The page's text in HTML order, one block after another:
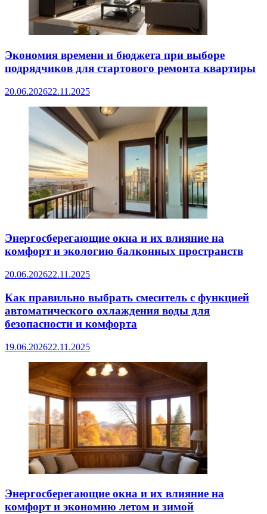
Экономия времени и бюджета при выборе
подрядчиков для стартового ремонта квартиры
20.06.202622.11.2025
Энергосберегающие окна и их влияние на
комфорт и экологию балконных пространств
20.06.202622.11.2025
Как правильно выбрать смеситель с функцией
автоматического охлаждения воды для
безопасности и комфорта
19.06.202622.11.2025
Энергосберегающие окна и их влияние на
комфорт и экономию летом и зимой